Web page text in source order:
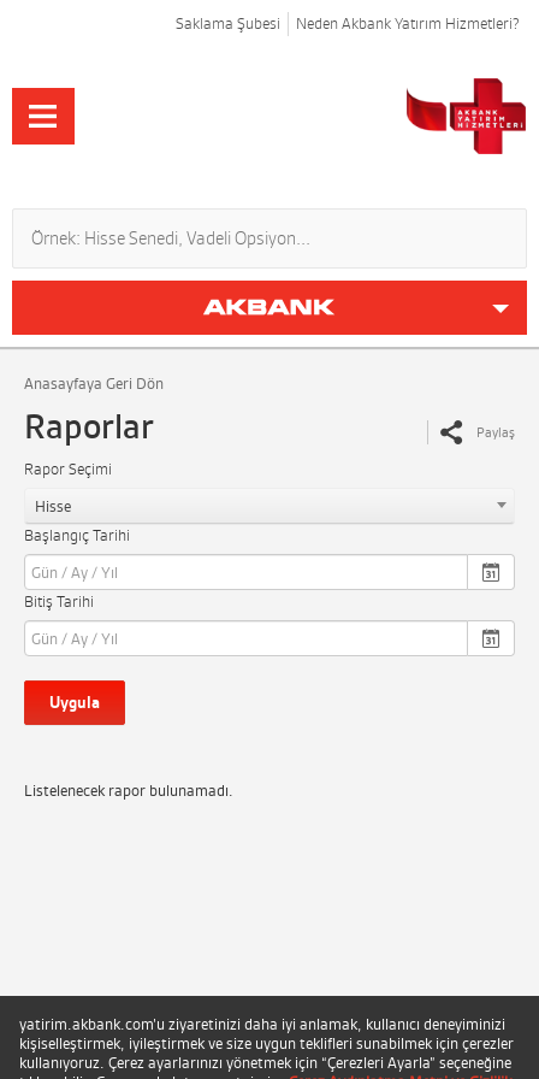
Saklama Şubesi Neden Akbank Yatırım Hizmetleri?
Anasayfaya Geri Dön
Raporlar Paylaş
Rapor Seçimi
Hisse
Başlangıç Tarihi
Bitiş Tarihi
Uygula
Listelenecek rapor bulunamadı.